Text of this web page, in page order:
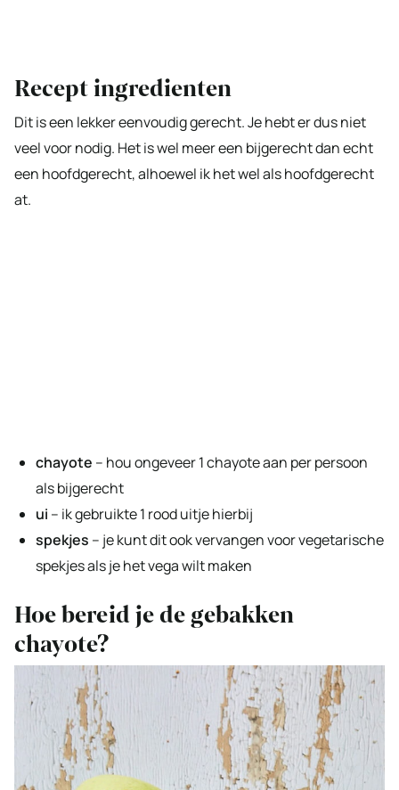
Recept ingredienten
Dit is een lekker eenvoudig gerecht. Je hebt er dus niet
veel voor nodig. Het is wel meer een bijgerecht dan echt
een hoofdgerecht, alhoewel ik het wel als hoofdgerecht
at.
chayote – hou ongeveer 1 chayote aan per persoon
als bijgerecht
ui – ik gebruikte 1 rood uitje hierbij
spekjes – je kunt dit ook vervangen voor vegetarische
spekjes als je het vega wilt maken
Hoe bereid je de gebakken
chayote?